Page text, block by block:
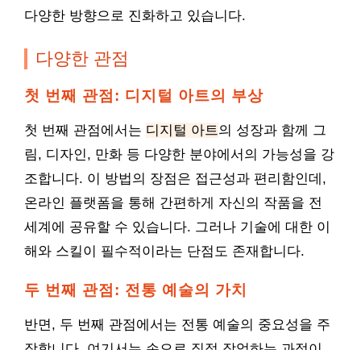
다양한 방향으로 진화하고 있습니다.
다양한 관점
첫 번째 관점: 디지털 아트의 부상
첫 번째 관점에서는 디지털 아트의 성장과 함께 그
림, 디자인, 만화 등 다양한 분야에서의 가능성을 강
조합니다. 이 방법의 장점은 접근성과 편리함인데,
온라인 플랫폼을 통해 간편하게 자신의 작품을 전
세계에 공유할 수 있습니다. 그러나 기술에 대한 이
해와 스킬이 필수적이라는 단점도 존재합니다.
두 번째 관점: 전통 예술의 가치
반면, 두 번째 관점에서는 전통 예술의 중요성을 주